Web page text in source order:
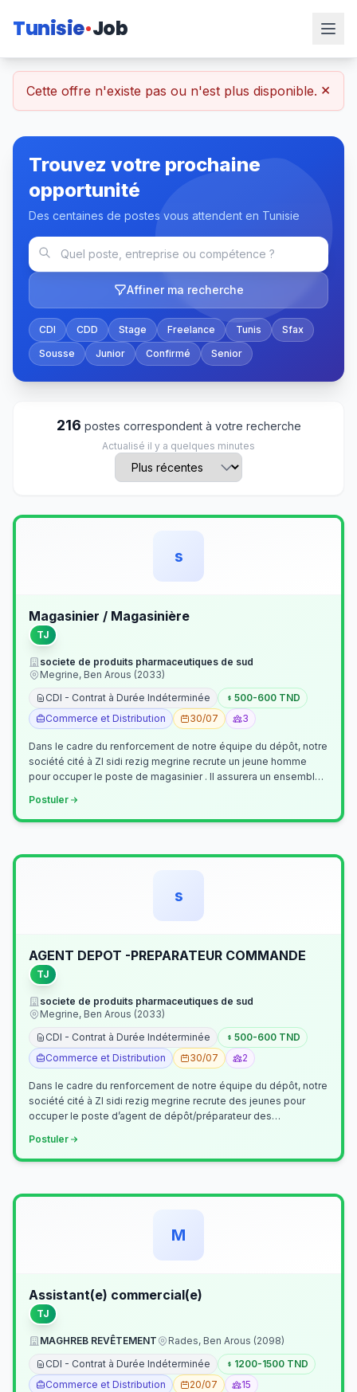
Tunisie Job
Cette offre n'existe pas ou n'est plus disponible. ×
Trouvez votre prochaine
opportunité
Des centaines de postes vous attendent en Tunisie
Affiner ma recherche
CDI CDD Stage Freelance Tunis
Sfax
Sousse
Junior Confirmé Senior
216 postes correspondent à votre recherche
Actualisé il y a quelques minutes
s
Magasinier / Magasinière
TJ
societe de produits pharmaceutiques de sud
Megrine, Ben Arous (2033)
CDI - Contrat à Durée Indéterminée
500-600 TND
Commerce et Distribution
30/07 3
Dans le cadre du renforcement de notre équipe du dépôt, notre
société cité à ZI sidi rezig megrine recrute un jeune homme
pour occuper le poste de magasinier . Il assurera un ensemble
Postuler
s
AGENT DEPOT -PREPARATEUR COMMANDE
TJ
societe de produits pharmaceutiques de sud
Megrine, Ben Arous (2033)
CDI - Contrat à Durée Indéterminée
500-600 TND
Commerce et Distribution
30/07 2
Dans le cadre du renforcement de notre équipe du dépôt, notre
société cité à ZI sidi rezig megrine recrute des jeunes pour
occuper le poste d’agent de dépôt/préparateur des
Postuler
M
Assistant(e) commercial(e)
TJ
MAGHREB REVÊTEMENT
Rades, Ben Arous (2098)
CDI - Contrat à Durée Indéterminée
1200-1500 TND
Commerce et Distribution
20/07 15